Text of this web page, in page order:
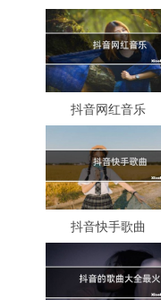
抖音网红音乐
抖音快手歌曲